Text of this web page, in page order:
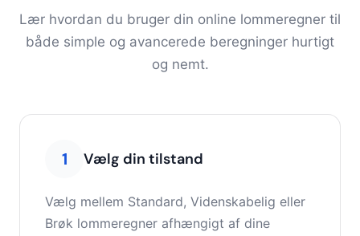
Lær hvordan du bruger din online lommeregner til
både simple og avancerede beregninger hurtigt
og nemt.
1 Vælg din tilstand
Vælg mellem Standard, Videnskabelig eller
Brøk lommeregner afhængigt af dine